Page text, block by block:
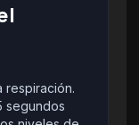
respiración.
segundos